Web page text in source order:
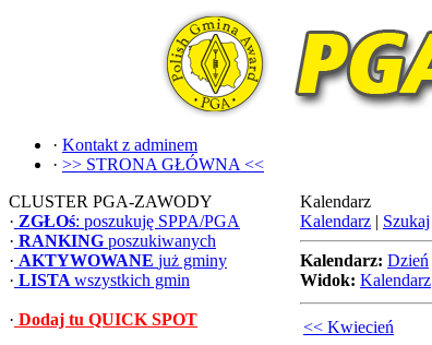
· Kontakt z adminem
· >> STRONA GŁÓWNA <<
CLUSTER PGA-ZAWODY
· ZGŁOś: poszukuję SPPA/PGA
· RANKING poszukiwanych
· AKTYWOWANE już gminy
· LISTA wszystkich gmin
· Dodaj tu QUICK SPOT
Kalendarz
Kalendarz | Szukaj
Kalendarz: Dzień
Widok: Kalendarz
<< Kwiecień